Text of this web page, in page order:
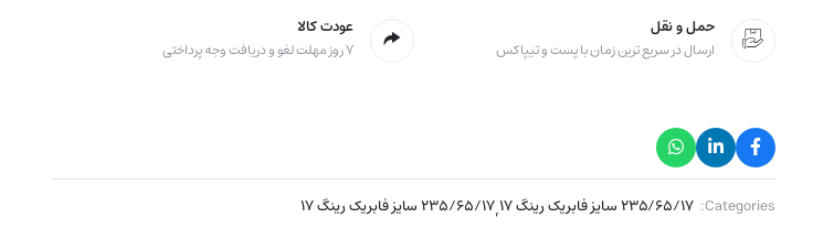
حمل و نقل
ارسال در سریع ترین زمان با پست و تیپاکس
عودت کالا
۷ روز مهلت لغو و دریافت وجه پرداختی
Categories: ۲۳۵/۶۵/۱۷ سایز فابریک رینگ ۱۷ ,۲۳۵/۶۵/۱۷ سایز فابریک رینگ ۱۷